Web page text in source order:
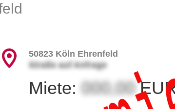
50823 Köln Ehrenfeld
Straße auf Anfrage
Miete: 000,00